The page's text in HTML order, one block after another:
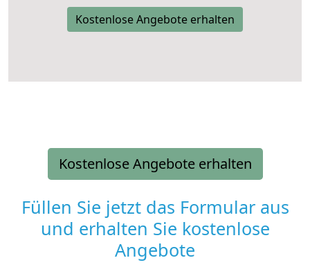
Kostenlose Angebote erhalten
Kostenlose Angebote erhalten
Füllen Sie jetzt das Formular aus
und erhalten Sie kostenlose
Angebote